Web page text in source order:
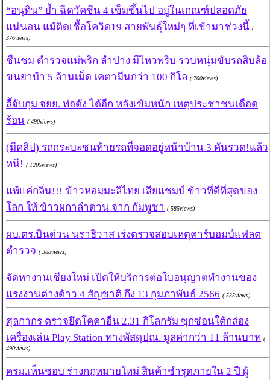
“อนุทิน” ย้ำ ฉีดวัคซีน 4 เข็มขึ้นไป อยู่ในเกณฑ์ปลอดภัย
แน่นอน แม้ติดเชื้อโควิด19 สายพันธุ์ใหม่ๆ ที่เข้ามาช่วงนี้ (
376views)
ชื่นชม ตำรวจแม่พริก ลำปาง มีไหวพริบ รวบหนุ่มขับรถสิบล้อ
ขนยาบ้า 5 ล้านเม็ด เคตามีนกว่า 100 กิโล ( 700views)
ลี้จับกุม จยย. ท่อดัง ได้อีก หลังเข้มหนัก เหตุประชาชนเดือด
ร้อน ( 490views)
(มีคลิป) รถกระบะชนท้ายรถที่จอดอยู่หน้าบ้าน 3 คันรวด!แล้ว
หนี! ( 1205views)
แพ้แค่กลิ่น!!! ข้าวหอมมะลิไทย เสียแชมป์ ข้าวที่ดีที่สุดของ
โลก ให้ ข้าวผกาลำดวน จาก กัมพูชา ( 585views)
ผบ.ตร.บินด่วน นราธิวาส เร่งตรวจสอบเหตุคาร์บอมบ์แฟลต
ตำรวจ ( 388views)
จัดหางานเชียงใหม่ เปิดให้บริการต่อใบอนุญาตทำงานของ
แรงงานต่างด้าว 4 สัญชาติ ถึง 13 กุมภาพันธ์ 2566 ( 535views)
ศุลกากร ตรวจยึดโคคาอีน 2.31 กิโลกรัม ซุกซ่อนใต้กล่อง
เครื่องเล่น Play Station ทางพัสดุปณ. มูลค่ากว่า 11 ล้านบาท (
490views)
ครม.เห็นชอบ ร่างกฎหมายใหม่ สินค้าชำรุดภายใน 2 ปี ผู้